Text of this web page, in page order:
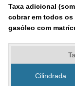
Taxa adicional
cobrar em todos
gasóleo com
Cilindrada